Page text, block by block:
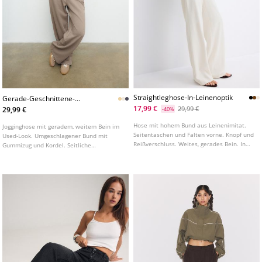
Gerade-Geschnittene-
Jogginghose-Im-Usedlook
29,99 €
Jogginghose mit geradem, weitem Bein im
Used-Look. Umgeschlagener Bund mit
Gummizug und Kordel. Seitliche
Straightleghose-In-Leinenoptik
17,99 €
-40% 29,99 €
Hose mit hohem Bund aus Leinenimitat.
Seitentaschen und Falten vorne. Knopf und
Reißverschluss. Weites, gerades Bein. In